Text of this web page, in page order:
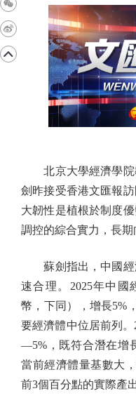
北京大學經濟學院
劍昨接受香港文匯報
大韌性是植根於制度
調控的綜合實力，長期
蘇劍指出，中國經
速合理。2025年中國
幣，下同），增長5%
要經濟體中位居前列
—5%，既符合潛在增
當前經濟體量基數大
前3個百分點的實際產